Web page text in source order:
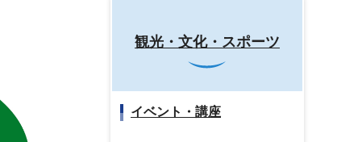
観光・文化・スポーツ
イベント・講座